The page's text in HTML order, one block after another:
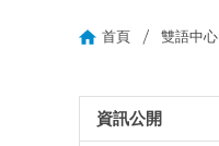
首頁 雙語中心
資訊公開